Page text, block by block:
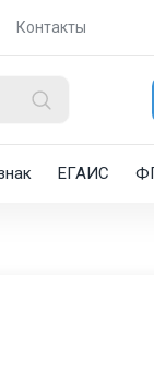
Контакты
ЕГАИС